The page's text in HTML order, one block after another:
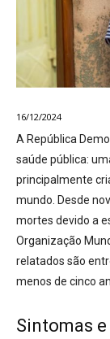
16/12/2024
A República
saúde pública:
principalmente
mundo. Desde
mortes devido a
Organização
relatados são
menos de cinco
Sintomas